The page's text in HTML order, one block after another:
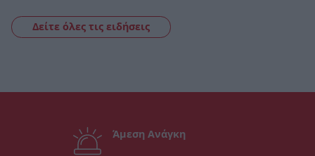
Δείτε όλες τις ειδήσεις
Άμεση Ανάγκη